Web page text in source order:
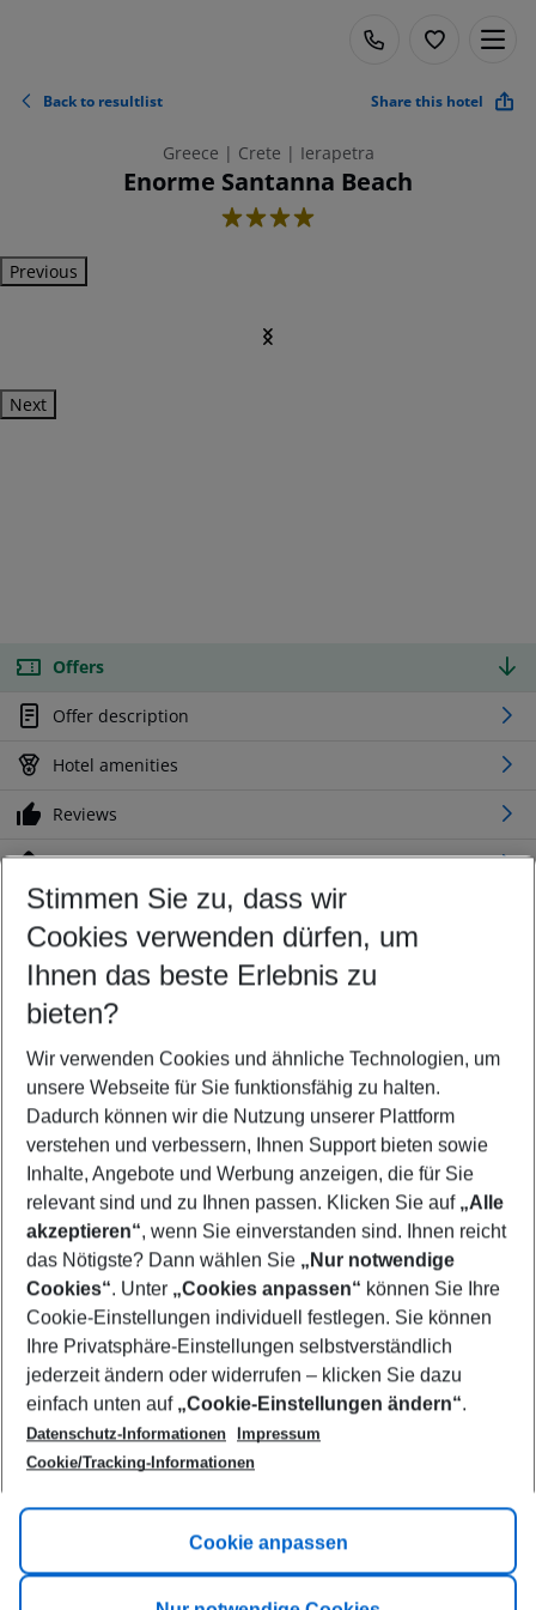
Back to resultlist Share this hotel
Greece | Crete | Ierapetra
Enorme Santanna Beach
4
Previous
Next
Offers
Offer description
Hotel amenities
Reviews
Location
Customize your offer
Find the perfect deal which suits your best
Your departure airport
Any airport
Select your date range
10/08/26–08/08/27 5-8 nights
Who will travel
2 adults No children
Show more filter
Footer
Footer navigation
Title A
Link A
Stimmen Sie zu, dass wir
Cookies verwenden dürfen, um
Ihnen das beste Erlebnis zu
bieten?
Wir verwenden Cookies und ähnliche Technologien, um
unsere Webseite für Sie funktionsfähig zu halten.
Dadurch können wir die Nutzung unserer Plattform
verstehen und verbessern, Ihnen Support bieten sowie
Inhalte, Angebote und Werbung anzeigen, die für Sie
relevant sind und zu Ihnen passen. Klicken Sie auf „Alle
akzeptieren“, wenn Sie einverstanden sind. Ihnen reicht
das Nötigste? Dann wählen Sie „Nur notwendige
Cookies“. Unter „Cookies anpassen“ können Sie Ihre
Cookie-Einstellungen individuell festlegen. Sie können
Ihre Privatsphäre-Einstellungen selbstverständlich
jederzeit ändern oder widerrufen – klicken Sie dazu
einfach unten auf „Cookie-Einstellungen ändern“.
Datenschutz-Informationen
Impressum
Cookie/Tracking-Informationen
Cookie anpassen